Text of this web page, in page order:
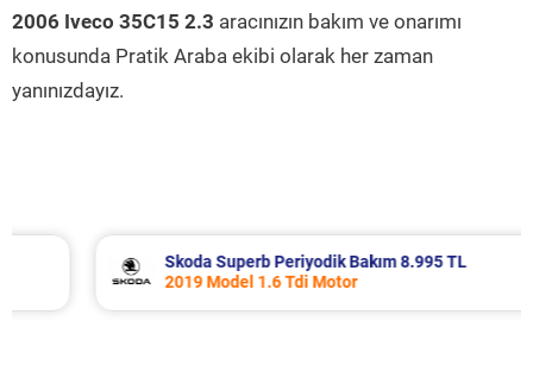
2006 Iveco 35C15 2.3 aracınızın bakım ve onarımı
konusunda Pratik Araba ekibi olarak her zaman
yanınızdayız.
Skoda Superb Periyodik Bakım 8.995 TL
2019 Model 1.6 Tdi Motor